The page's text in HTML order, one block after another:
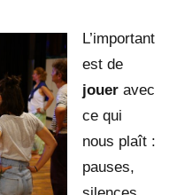
L’important
est de
jouer avec
ce qui
nous plaît :
pauses,